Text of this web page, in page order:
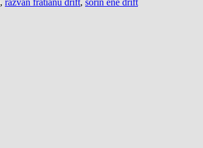
, razvan fratianu drift, sorin ene drift